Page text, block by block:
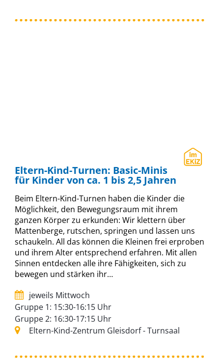
Eltern-Kind-Turnen: Basic-Minis
für Kinder von ca. 1 bis 2,5 Jahren
Beim Eltern-Kind-Turnen haben die Kinder die
Möglichkeit, den Bewegungsraum mit ihrem
ganzen Körper zu erkunden: Wir klettern über
Mattenberge, rutschen, springen und lassen uns
schaukeln. All das können die Kleinen frei erproben
und ihrem Alter entsprechend erfahren. Mit allen
Sinnen entdecken alle ihre Fähigkeiten, sich zu
bewegen und stärken ihr…
jeweils Mittwoch
Gruppe 1: 15:30-16:15 Uhr
Gruppe 2: 16:30-17:15 Uhr
Eltern-Kind-Zentrum Gleisdorf - Turnsaal